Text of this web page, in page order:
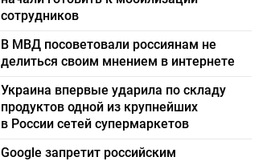
сотрудников
В МВД посоветовали россиянам не
делиться своим мнением в интернете
Украина впервые ударила по складу
продуктов одной из крупнейших
в России сетей супермаркетов
Google запретит российским